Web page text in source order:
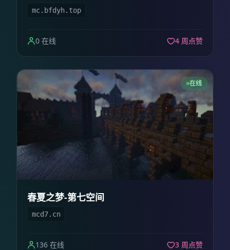
mc.bfdyh.top
0 在线 4 周点赞
在线
春夏之梦-第七空间
mcd7.cn
136 在线 3 周点赞